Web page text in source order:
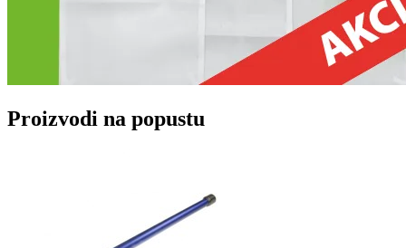
Proizvodi na popustu